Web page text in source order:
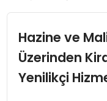
SPOR
TEKNOLOJI
Hazine ve
Üzerinden
Yenilikçi